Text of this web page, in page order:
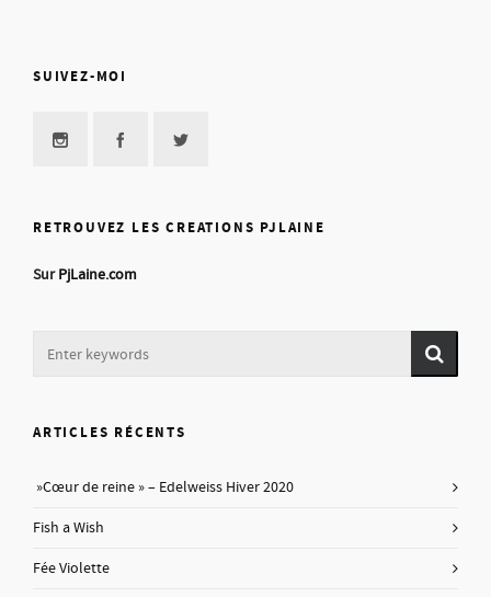
SUIVEZ-MOI
RETROUVEZ LES CREATIONS PJLAINE
SurPjLaine.com
ARTICLES RÉCENTS
»Cœur de reine » – Edelweiss Hiver 2020
Fish a Wish
Fée Violette